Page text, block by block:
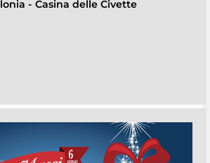
- Casina delle Civette